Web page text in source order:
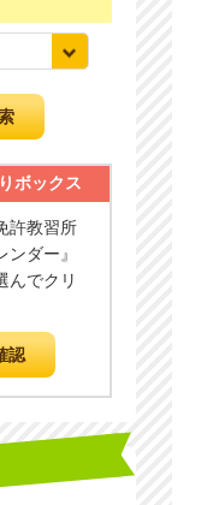
ボックス
許教習所
ダー』
んでクリ